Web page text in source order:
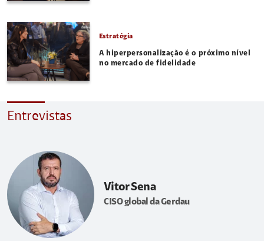
Estratégia
A hiperpersonalização é o próximo nível
no mercado de fidelidade
Entrevistas
Vitor Sena
CISO global da Gerdau